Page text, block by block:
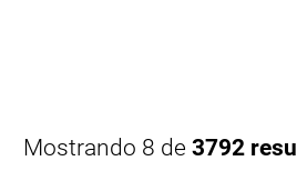
Mostrando 8 de3792